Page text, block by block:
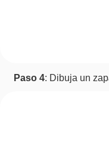
Paso 4: Dibuja un